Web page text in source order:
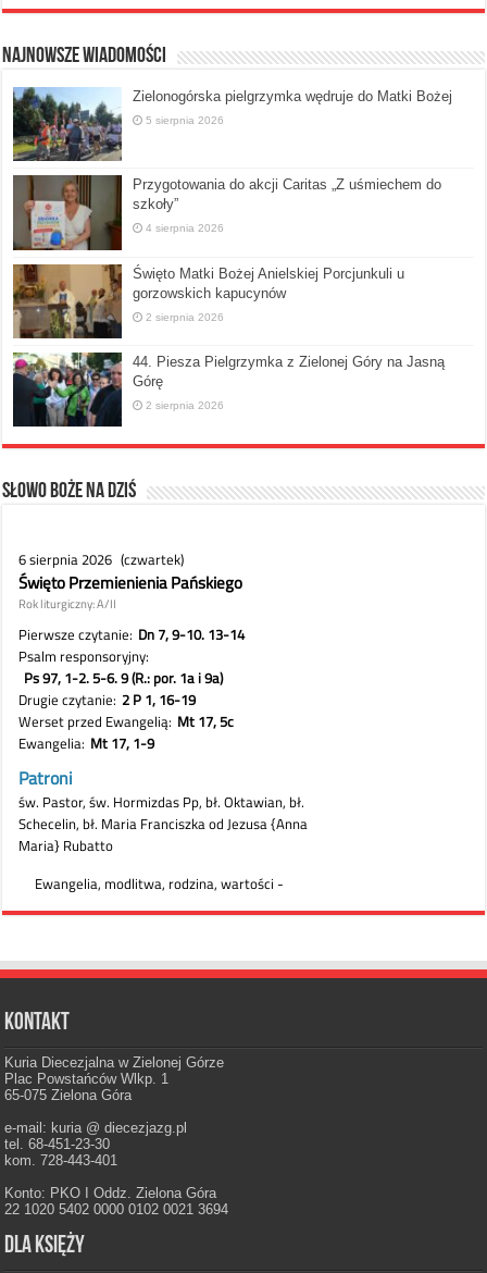
Najnowsze Wiadomości
Zielonogórska pielgrzymka wędruje do Matki Bożej
5 sierpnia 2026
Przygotowania do akcji Caritas „Z uśmiechem do
szkoły”
4 sierpnia 2026
Święto Matki Bożej Anielskiej Porcjunkuli u
gorzowskich kapucynów
2 sierpnia 2026
44. Piesza Pielgrzymka z Zielonej Góry na Jasną
Górę
2 sierpnia 2026
Słowo Boże na dziś
Kontakt
Kuria Diecezjalna w Zielonej Górze
Plac Powstańców Wlkp. 1
65-075 Zielona Góra
e-mail: kuria @ diecezjazg.pl
tel. 68-451-23-30
kom. 728-443-401
Konto: PKO I Oddz. Zielona Góra
22 1020 5402 0000 0102 0021 3694
Dla księży